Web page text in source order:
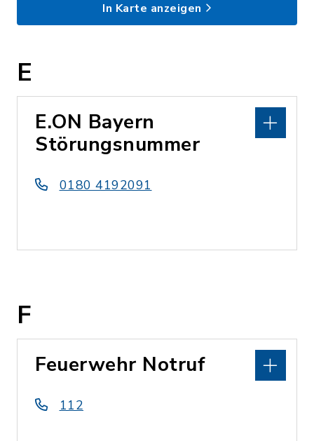
In Karte anzeigen
E
E.ON Bayern
Störungsnummer
0180 4192091
F
Feuerwehr Notruf
112